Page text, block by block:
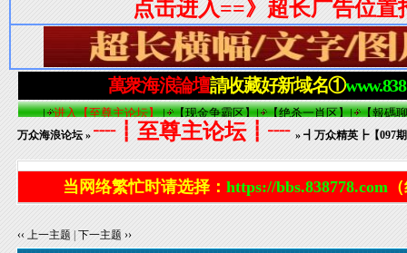
万众海浪论坛»┈┋至尊主论坛┋┈» ┫万众精英┣【097
当网络繁忙时请选择： https://bbs.838778.com
‹‹ 上一主题 |下一主题 ››